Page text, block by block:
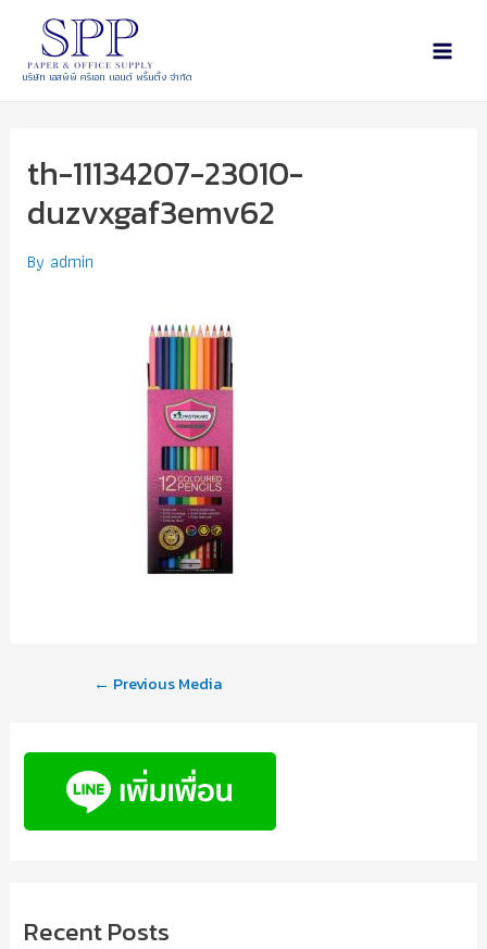
บริษัท เอสพีพี ครีเอท แอนด์ พริ้นติ้ง จำกัด
th-11134207-23010-
duzvxgaf3emv62
By admin
← Previous Media
Recent Posts